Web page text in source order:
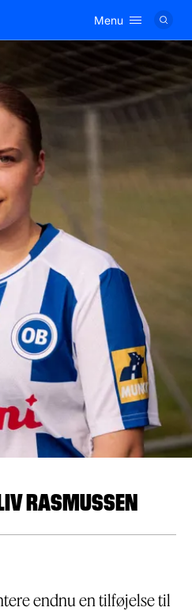
Menu
RASMUSSEN
endnu en tilføjelse til